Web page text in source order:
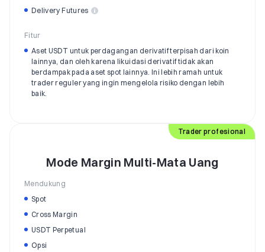
Delivery Futures
Fitur
Aset USDT untuk perdagangan derivatif terpisah dari koin
lainnya, dan oleh karena likuidasi derivatif tidak akan
berdampak pada aset spot lainnya. Ini lebih ramah untuk
trader reguler yang ingin mengelola risiko dengan lebih
baik.
Mode Margin Multi-Mata Uang
Trader profesional
Mendukung
Spot
Cross Margin
USDT Perpetual
Opsi